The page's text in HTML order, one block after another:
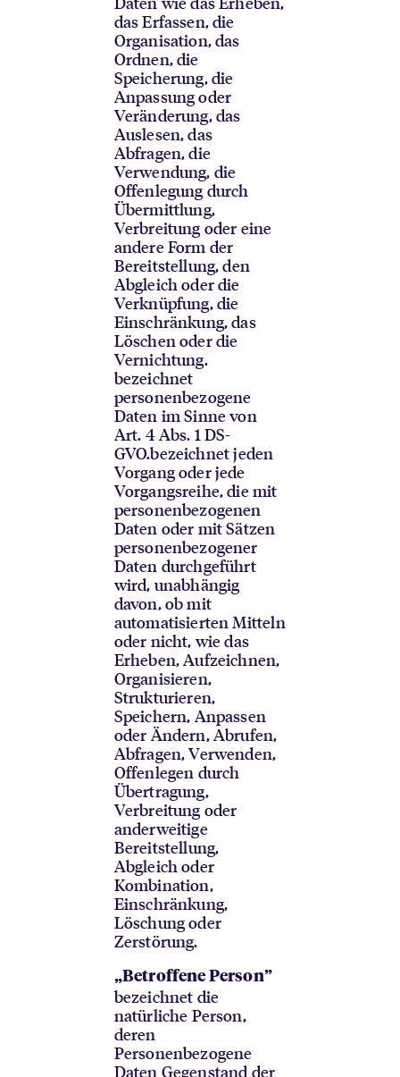
das Erfassen, die
Organisation, das
Ordnen, die
Speicherung, die
Anpassung oder
Veränderung, das
Auslesen, das
Abfragen, die
Verwendung, die
Offenlegung durch
Übermittlung,
Verbreitung oder eine
andere Form der
Bereitstellung, den
Abgleich oder die
Verknüpfung, die
Einschränkung, das
Löschen oder die
Vernichtung.
bezeichnet
personenbezogene
Daten im Sinne von
Art. 4 Abs. 1 DS-
GVO.bezeichnet jeden
Vorgang oder jede
Vorgangsreihe, die mit
personenbezogenen
Daten oder mit Sätzen
personenbezogener
Daten durchgeführt
wird, unabhängig
davon, ob mit
automatisierten Mitteln
oder nicht, wie das
Erheben, Aufzeichnen,
Organisieren,
Strukturieren,
Speichern, Anpassen
oder Ändern, Abrufen,
Abfragen, Verwenden,
Offenlegen durch
Übertragung,
Verbreitung oder
anderweitige
Bereitstellung,
Abgleich oder
Kombination,
Einschränkung,
Löschung oder
Zerstörung.
„Betroffene Person”
bezeichnet die
natürliche Person,
deren
Personenbezogene
Daten Gegenstand der